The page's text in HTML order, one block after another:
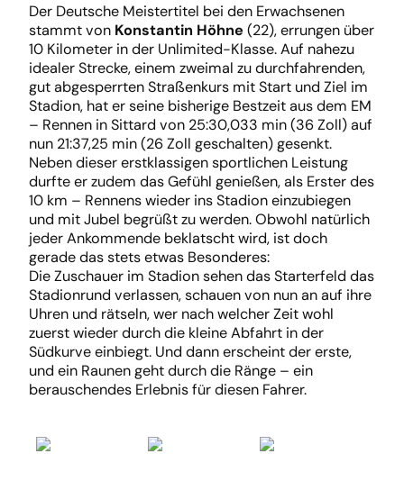
Der Deutsche Meistertitel bei den Erwachsenen
stammt von Konstantin Höhne (22), errungen über
10 Kilometer in der Unlimited-Klasse. Auf nahezu
idealer Strecke, einem zweimal zu durchfahrenden,
gut abgesperrten Straßenkurs mit Start und Ziel im
Stadion, hat er seine bisherige Bestzeit aus dem EM
– Rennen in Sittard von 25:30,033 min (36 Zoll) auf
nun 21:37,25 min (26 Zoll geschalten) gesenkt.
Neben dieser erstklassigen sportlichen Leistung
durfte er zudem das Gefühl genießen, als Erster des
10 km – Rennens wieder ins Stadion einzubiegen
und mit Jubel begrüßt zu werden. Obwohl natürlich
jeder Ankommende beklatscht wird, ist doch
gerade das stets etwas Besonderes:
Die Zuschauer im Stadion sehen das Starterfeld das
Stadionrund verlassen, schauen von nun an auf ihre
Uhren und rätseln, wer nach welcher Zeit wohl
zuerst wieder durch die kleine Abfahrt in der
Südkurve einbiegt. Und dann erscheint der erste,
und ein Raunen geht durch die Ränge – ein
berauschendes Erlebnis für diesen Fahrer.